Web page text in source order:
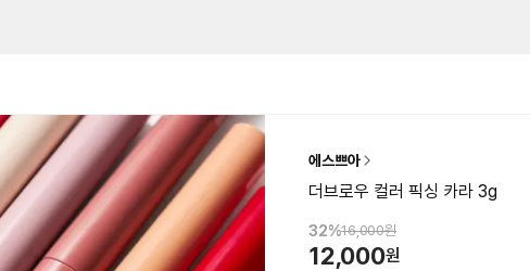
에스쁘아
더브로우 컬러 픽싱 카라 3g
32%16,000원
12,000원